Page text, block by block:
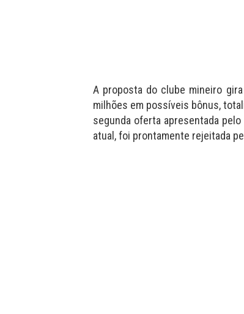
A proposta do clube mineiro
milhões em possíveis bônus,
segunda oferta apresentada
atual, foi prontamente rejeitada